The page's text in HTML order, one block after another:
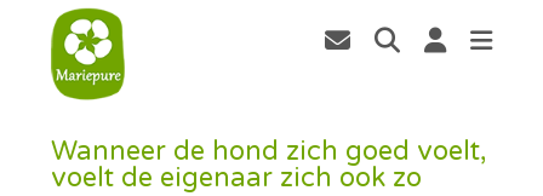
Wanneer de hond zich goed voelt,
voelt de eigenaar zich ook zo